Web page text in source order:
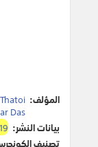
المؤلف:
Das
بيانات النشر:
تصنيف